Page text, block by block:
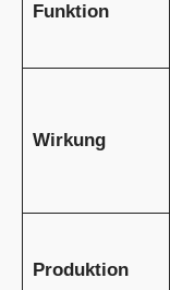
Funktion
Wirkung
Produktion